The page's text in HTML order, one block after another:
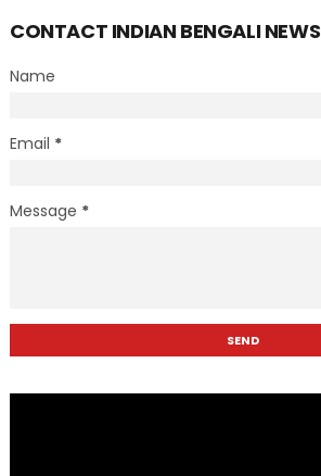
CONTACT INDIAN BENGALI NEWS
Name
Email *
Message *